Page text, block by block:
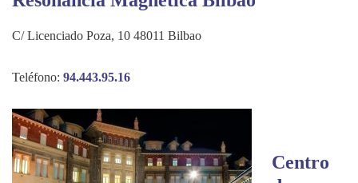
C/ Licenciado Poza, 10 48011 Bilbao
Teléfono: 94.443.95.16
Centro